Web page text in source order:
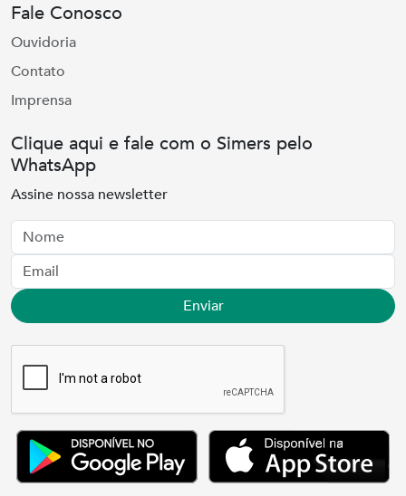
Fale Conosco
Ouvidoria
Contato
Imprensa
Clique aqui e fale com o Simers pelo
WhatsApp
Assine nossa newsletter
Nome
Email
Enviar